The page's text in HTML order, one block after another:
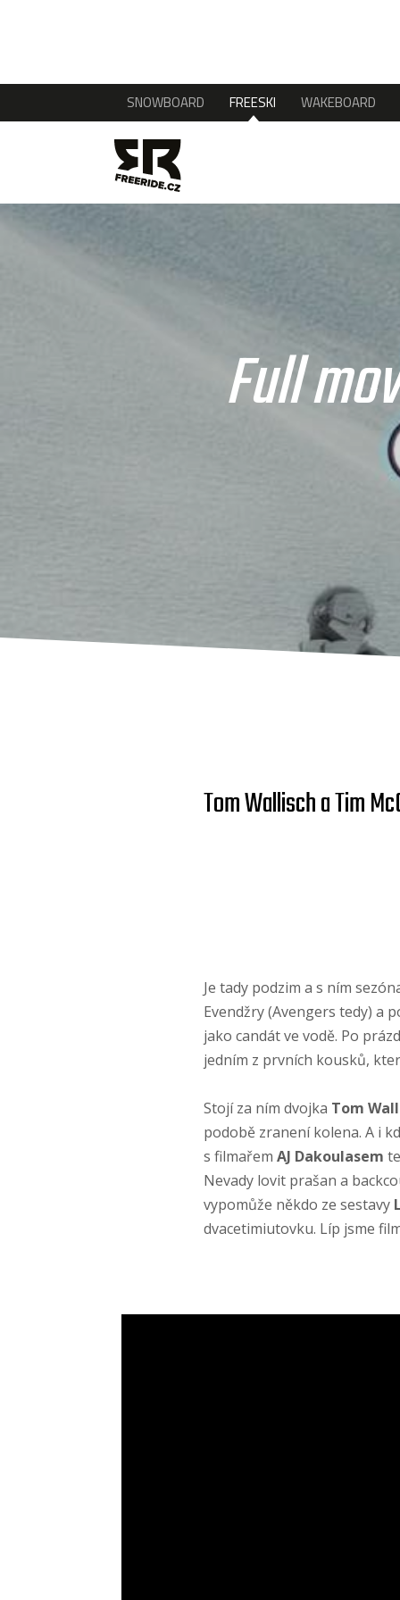
SNOWBOARD FREESKI WAKEBOARD
Full
Tom Wallisch a Tim
Je tady podzim a s ním
Evendžry (Avengers tedy) a
jako candát ve vodě. Po
jedním z prvních kousků,
Stojí za ním dvojka Tom
podobě zranení kolena. A i
s filmařem AJ Dakoulasem
Nevady lovit prašan a
vypomůže někdo ze sestavy
dvacetimiutovku. Líp jsme